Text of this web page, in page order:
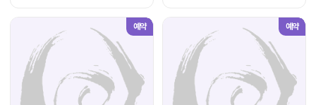
예약 예약